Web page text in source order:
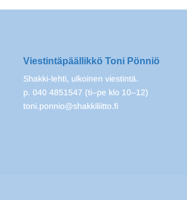
Viestintäpäällikkö Toni Pönniö
Shakki-lehti, ulkoinen viestintä.
p. 040 4851547 (ti–pe klo 10–12)
toni.ponnio@shakkiliitto.fi